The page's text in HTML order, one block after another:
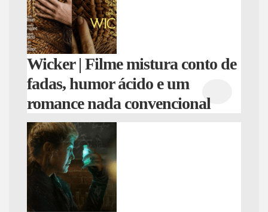
Wicker | Filme mistura conto de
fadas, humor ácido e um
romance nada convencional